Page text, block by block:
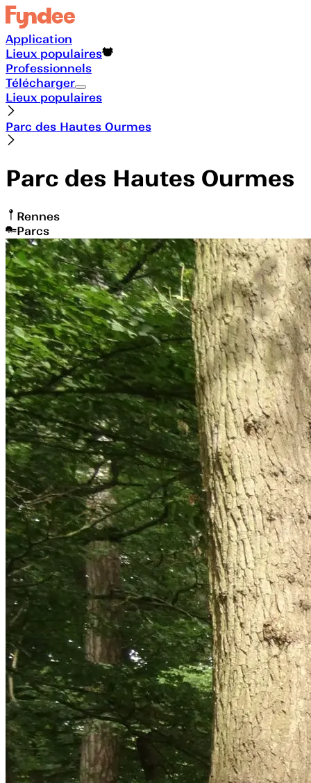
Application
Lieux populaires
Professionnels
Télécharger
Lieux populaires
Parc des Hautes Ourmes
Parc des Hautes Ourmes
Rennes
Parcs